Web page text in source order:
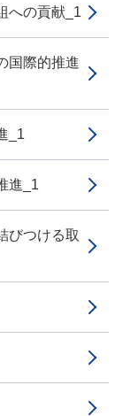
への貢献_1
国際的推進
_1
進_1
びつける取